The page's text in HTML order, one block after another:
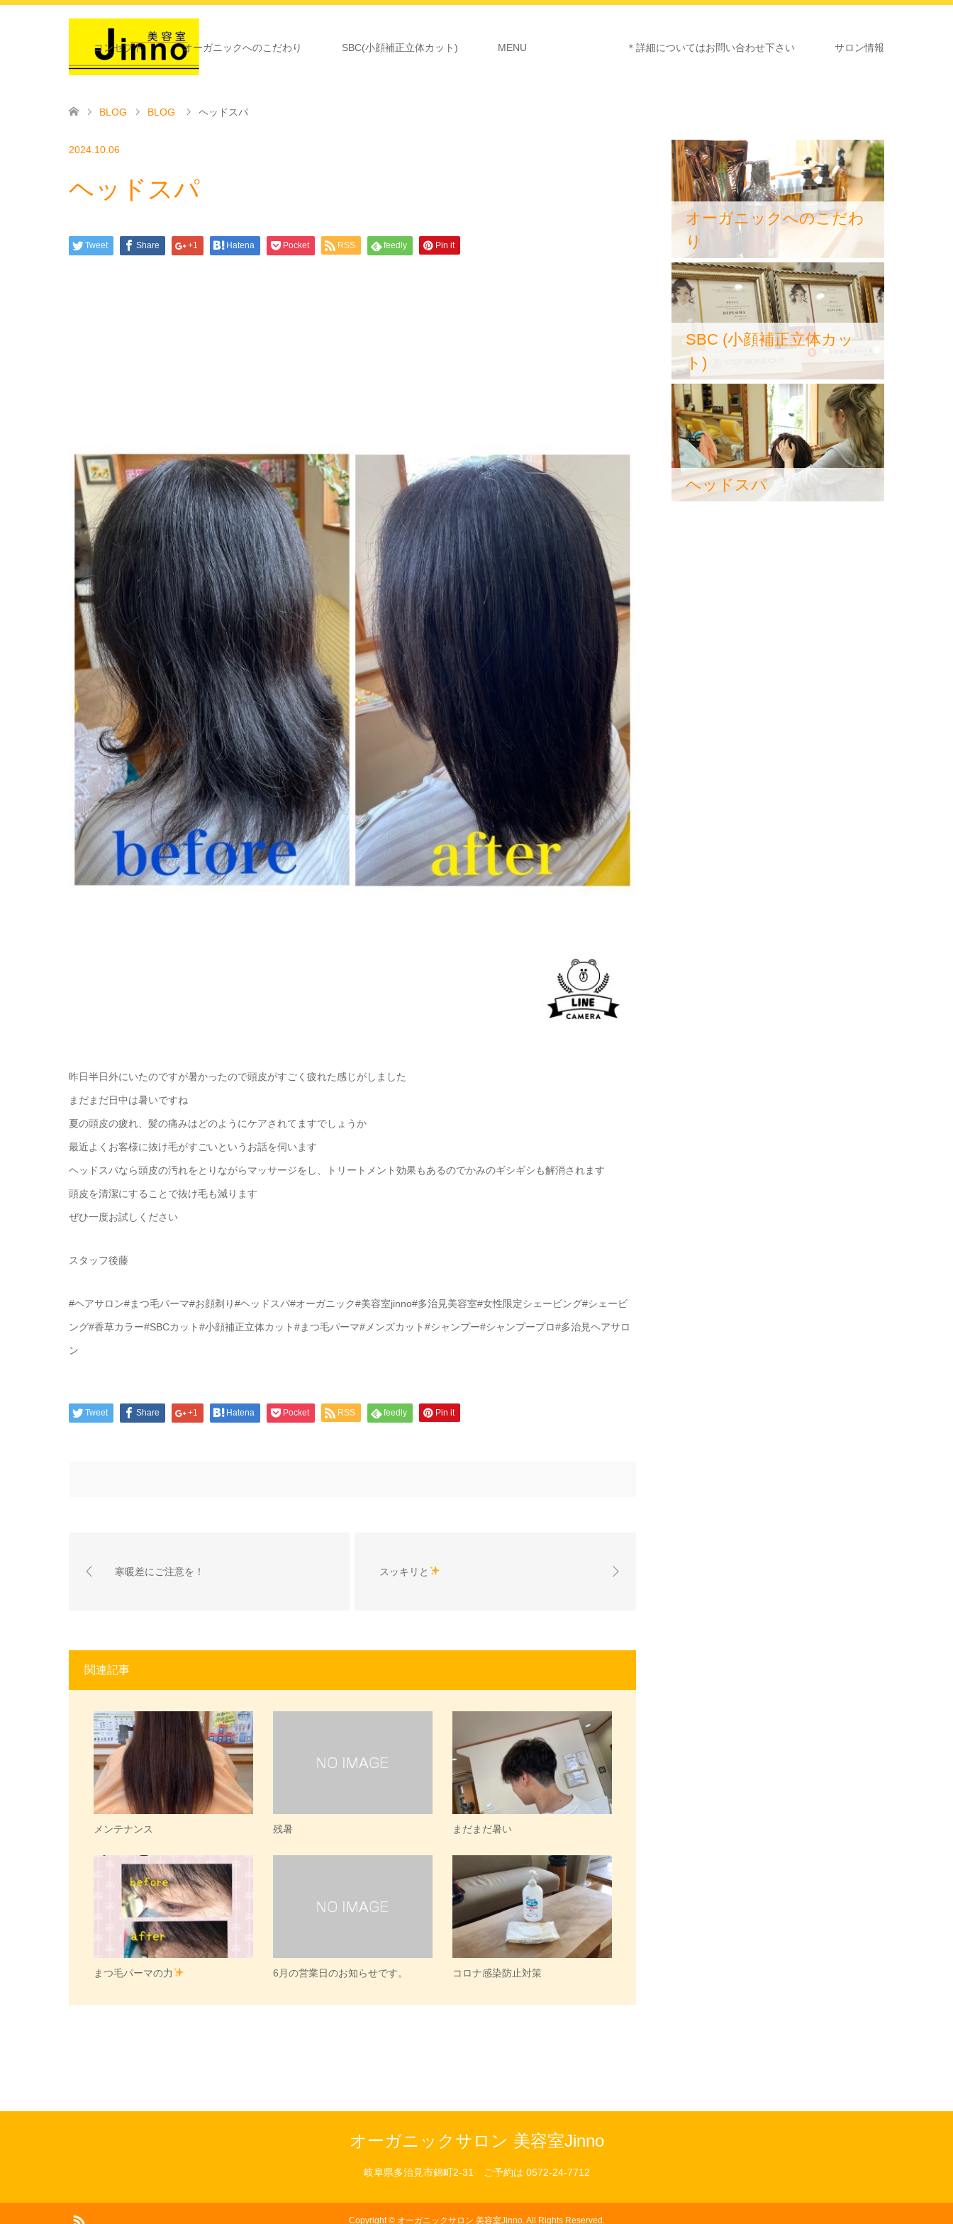
コンセプト オーガニックへのこだわり SBC(小顔補正立体カット) MENU ＊詳細についてはお問い合わせ下さい サロン情報
BLOG BLOG ヘッドスパ
2024.10.06
ヘッドスパ
Tweet Share +1 Hatena Pocket RSS feedly Pin it
昨日半日外にいたのですが暑かったので頭皮がすごく疲れた感じがしました
まだまだ日中は暑いですね
夏の頭皮の疲れ、髪の痛みはどのようにケアされてますでしょうか
最近よくお客様に抜け毛がすごいというお話を伺います
ヘッドスパなら頭皮の汚れをとりながらマッサージをし、トリートメント効果もあるのでかみのギシギシも解消されます
頭皮を清潔にすることで抜け毛も減ります
ぜひ一度お試しください
スタッフ後藤
#ヘアサロン#まつ毛パーマ#お顔剃り#ヘッドスパ#オーガニック#美容室jinno#多治見美容室#女性限定シェービング#シェービ
ング#香草カラー#SBCカット#小顔補正立体カット#まつ毛パーマ#メンズカット#シャンプー#シャンプープロ#多治見ヘアサロ
ン
Tweet Share +1 Hatena Pocket RSS feedly Pin it
寒暖差にご注意を！ スッキリと
関連記事
メンテナンス 残暑 まだまだ暑い
まつ毛パーマの力 6月の営業日のお知らせです。 コロナ感染防止対策
オーガニックへのこだわ
り
SBC (小顔補正立体カッ
ト)
ヘッドスパ
オーガニックサロン 美容室Jinno
岐阜県多治見市錦町2-31 ご予約は 0572-24-7712
Copyright© オーガニックサロン 美容室Jinno. All Rights Reserved.